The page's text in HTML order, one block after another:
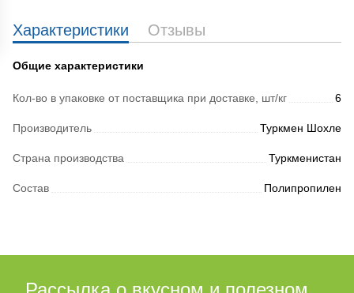
Характеристики Отзывы
Общие характеристики
Кол-во в упаковке от поставщика при доставке, шт/кг 6
Производитель Туркмен Шохле
Страна производства Туркменистан
Состав Полипропилен